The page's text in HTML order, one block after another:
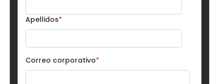
Apellidos*
Correo corporativo*